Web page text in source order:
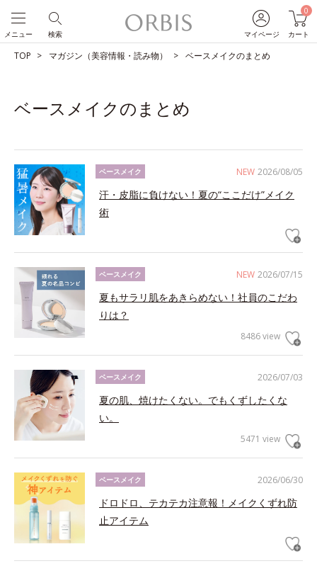
マイページ
0
カート
検索
メニュー
TOP マガジン（美容情報・読み物） ベースメイクのまとめ
ベースメイクのまとめ
NEW 2026/08/05
ベースメイク
汗・皮脂に負けない！夏の“ここだけ”メイク
術
NEW 2026/07/15
ベースメイク
夏もサラリ肌をあきらめない！社員のこだわ
りは？
8486 view
2026/07/03
ベースメイク
夏の肌、焼けたくない。でもくずしたくな
い。
5471 view
2026/06/30
ベースメイク
ドロドロ、テカテカ注意報！メイクくずれ防
止アイテム